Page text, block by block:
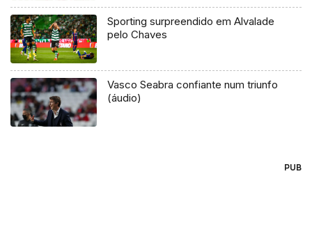
Sporting surpreendido em Alvalade
pelo Chaves
Vasco Seabra confiante num triunfo
(áudio)
PUB